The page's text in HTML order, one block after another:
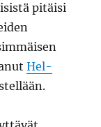
pitäisi
Hel-